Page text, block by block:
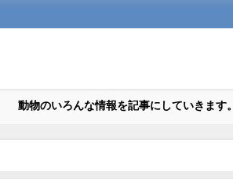
動物のいろんな情報を記事にしていきます。